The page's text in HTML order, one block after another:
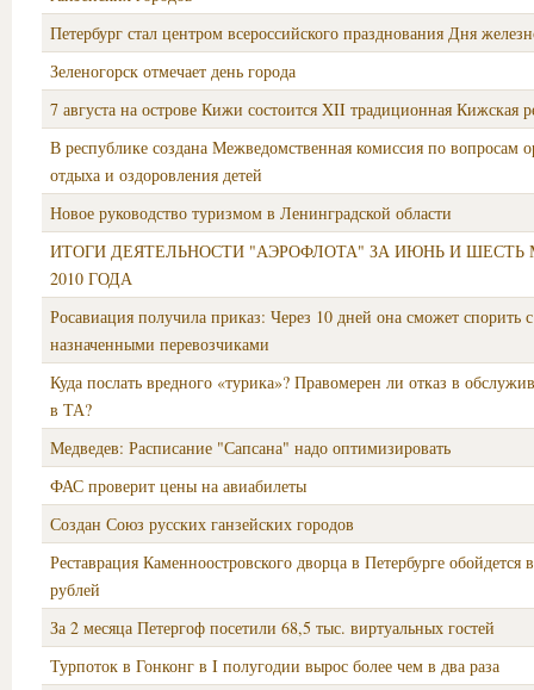
Петербург стал центром всероссийского празднования Дня
Зеленогорск отмечает день города
7 августа на острове Кижи состоится XII традиционная Кижская
В республике создана Межведомственная комиссия по вопросам
отдыха и оздоровления детей
Новое руководство туризмом в Ленинградской области
ИТОГИ ДЕЯТЕЛЬНОСТИ "АЭРОФЛОТА" ЗА ИЮНЬ И ШЕСТЬ
2010 ГОДА
Росавиация получила приказ: Через 10 дней она сможет спорить с
назначенными перевозчиками
Куда послать вредного «турика»? Правомерен ли отказ в
в ТА?
Медведев: Расписание "Сапсана" надо оптимизировать
ФАС проверит цены на авиабилеты
Создан Союз русских ганзейских городов
Реставрация Каменноостровского дворца в Петербурге обойдется
рублей
За 2 месяца Петергоф посетили 68,5 тыс. виртуальных гостей
Турпоток в Гонконг в I полугодии вырос более чем в два раза